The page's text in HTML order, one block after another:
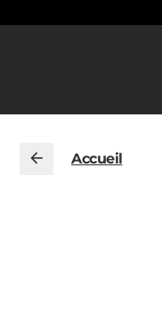
Accueil